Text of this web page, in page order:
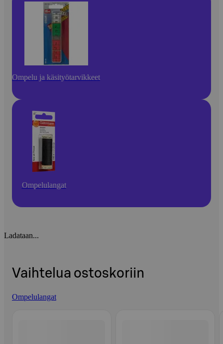
Ompelu ja käsityötarvikkeet
Ompelulangat
Ladataan...
Vaihtelua ostoskoriin
Ompelulangat